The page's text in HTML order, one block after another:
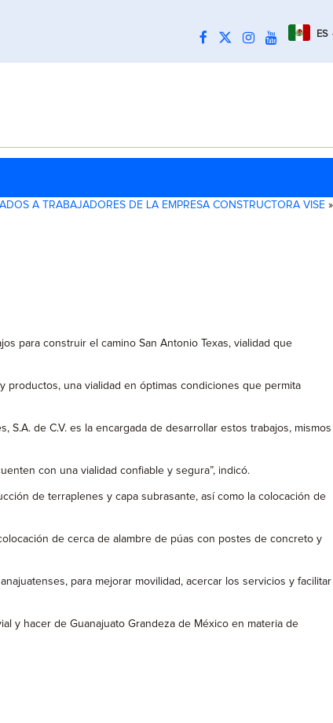
ES
A TRABAJADORES DE LA EMPRESA CONSTRUCTORA VISE »
para construir el camino San Antonio Texas, vialidad que
productos, una vialidad en óptimas condiciones que permita
de C.V. es la encargada de desarrollar estos trabajos, mismos
con una vialidad confiable y segura”, indicó.
de terraplenes y capa subrasante, así como la colocación de
de cerca de alambre de púas con postes de concreto y
para mejorar movilidad, acercar los servicios y facilitar
y hacer de Guanajuato Grandeza de México en materia de